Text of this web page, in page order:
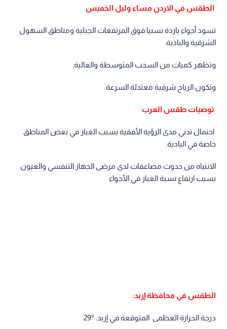
الطقس في الاردن مساء وليل الخميس
تسود أجواء باردة نسبيا فوق المرتفعات الجبلية ومناطق السهول
الشرقية والبادية.
وتظهر كميات من السحب المتوسطة والعالية.
وتكون الرياح شرقية معتدلة السرعة.
توصيات طقس العرب
احتمال تدني مدى الرؤية الأفقية بسبب الغبار في بعض المناطق
خاصة في البادية.
الانتباه من حدوث مضاعفات لدى مرضى الجهاز التنفسي والعيون
بسبب ارتفاع نسبة الغبار في الأجواء
الطقس في محافظة إربد:
درجة الحرارة العظمى المتوقعة في إربد: °29